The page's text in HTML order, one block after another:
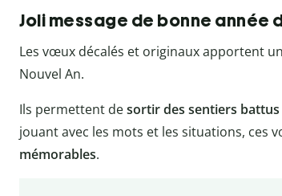
Joli message de bonne année
Les vœux décalés et originaux apportent
Nouvel An.
Ils permettent desortir des sentiers battus
jouant avec les mots et les situations, ces
mémorables.